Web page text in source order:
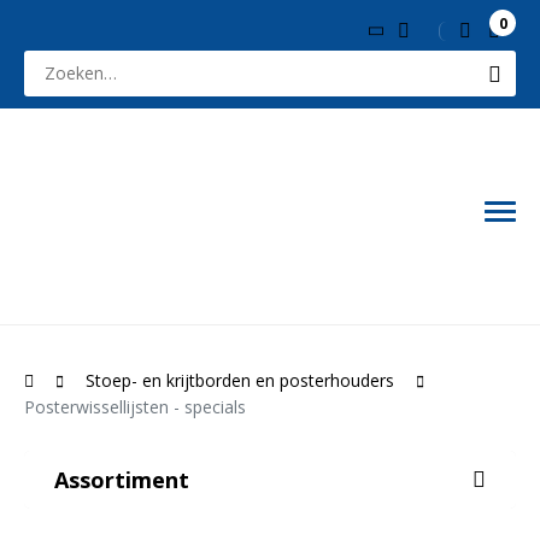
0
Stoep- en krijtborden en posterhouders
Posterwissellijsten - specials
Assortiment